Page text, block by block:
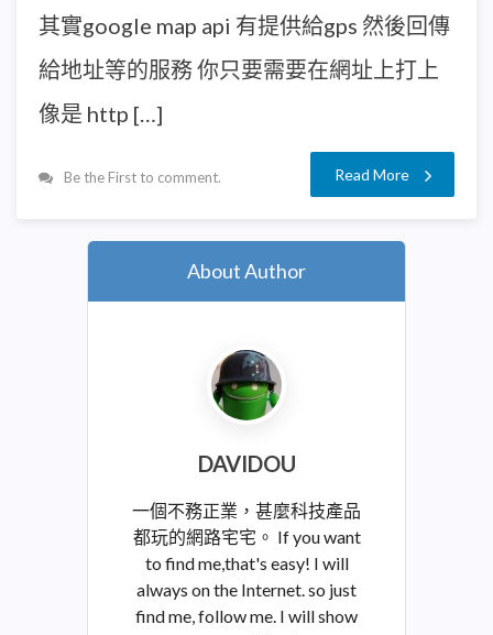
其實google map api 有提供給gps 然後回傳
給地址等的服務 你只要需要在網址上打上
像是 http […]
Be the First to comment. Read More
About Author
DAVIDOU
一個不務正業，甚麼科技產品
都玩的網路宅宅。 If you want
to find me,that's easy! I will
always on the Internet. so just
find me, follow me. I will show